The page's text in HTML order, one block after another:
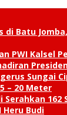
di Batu
PWI Kalsel
Sungai
– 20 Meter
Serahkan
Heru Budi